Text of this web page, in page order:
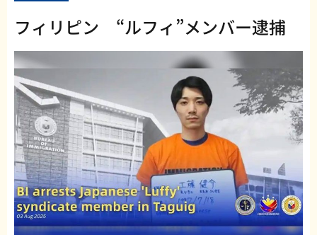
フィリピン “ルフィ”メンバー逮捕